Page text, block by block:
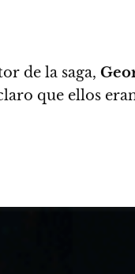
de la saga,
que ellos